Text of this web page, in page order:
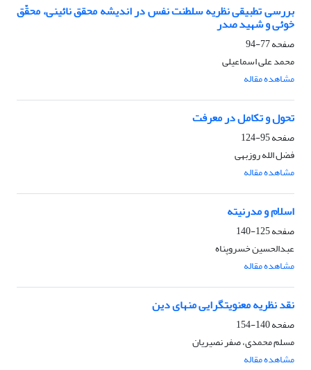
بررسی تطبیقی نظریه سلطنت نفس در اندیشه محقق نائینی، محقّق
خوئی و شهید صدر
صفحه77-94
محمد علی اسماعیلی
مشاهده مقاله
تحول و تکامل در معرفت
صفحه95-124
فضل الله روزبهی
مشاهده مقاله
اسلام و مدرنیته
صفحه125-140
عبدالحسین خسروپناه
مشاهده مقاله
نقد نظریه معنویت‏گرایی منهای دین
صفحه140-154
مسلم محمدی، صفر نصیریان
مشاهده مقاله